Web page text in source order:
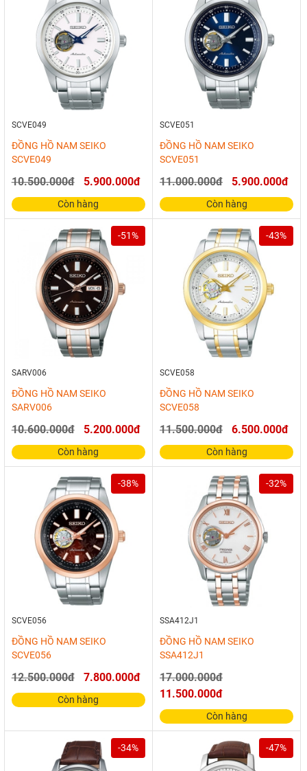
SCVE049
ĐỒNG HỒ NAM SEIKO
SCVE049
10.500.000đ 5.900.000đ
Còn hàng
SCVE051
ĐỒNG HỒ NAM SEIKO
SCVE051
11.000.000đ 5.900.000đ
Còn hàng
-51%
SARV006
ĐỒNG HỒ NAM SEIKO
SARV006
10.600.000đ 5.200.000đ
Còn hàng
-43%
SCVE058
ĐỒNG HỒ NAM SEIKO
SCVE058
11.500.000đ 6.500.000đ
Còn hàng
-38%
SCVE056
ĐỒNG HỒ NAM SEIKO
SCVE056
12.500.000đ 7.800.000đ
Còn hàng
-32%
SSA412J1
ĐỒNG HỒ NAM SEIKO
SSA412J1
17.000.000đ
11.500.000đ
Còn hàng
-34% -47%